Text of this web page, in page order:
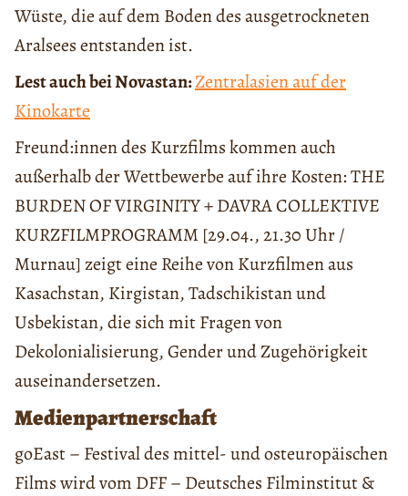
Wüste, die auf dem Boden des ausgetrockneten
Aralsees entstanden ist.
Lest auch bei Novastan:Zentralasien auf der
Kinokarte
Freund:innen des Kurzfilms kommen auch
außerhalb der Wettbewerbe auf ihre Kosten: THE
BURDEN OF VIRGINITY + DAVRA COLLEKTIVE
KURZFILMPROGRAMM [29.04., 21.30 Uhr /
Murnau] zeigt eine Reihe von Kurzfilmen aus
Kasachstan, Kirgistan, Tadschikistan und
Usbekistan, die sich mit Fragen von
Dekolonialisierung, Gender und Zugehörigkeit
auseinandersetzen.
Medienpartnerschaft
goEast – Festival des mittel- und osteuropäischen
Films wird vom DFF – Deutsches Filminstitut &